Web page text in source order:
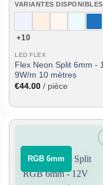
VARIANTES DISPONIBLES
+10
LED FLEX
Flex Neon Split 6mm -
9W/m 10 mètres
€44.00 / pièce
⠀RGB 6mm⠀
à la